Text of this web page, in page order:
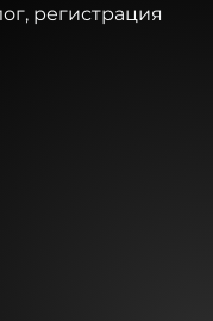
регистрация